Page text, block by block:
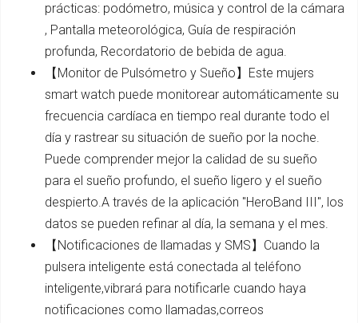
prácticas: podómetro, música y control de la cámara
, Pantalla meteorológica, Guía de respiración
profunda, Recordatorio de bebida de agua.
【Monitor de Pulsómetro y Sueño】Este mujers
smart watch puede monitorear automáticamente su
frecuencia cardíaca en tiempo real durante todo el
día y rastrear su situación de sueño por la noche.
Puede comprender mejor la calidad de su sueño
para el sueño profundo, el sueño ligero y el sueño
despierto.A través de la aplicación "HeroBand III", los
datos se pueden refinar al día, la semana y el mes.
【Notificaciones de llamadas y SMS】Cuando la
pulsera inteligente está conectada al teléfono
inteligente,vibrará para notificarle cuando haya
notificaciones como llamadas,correos